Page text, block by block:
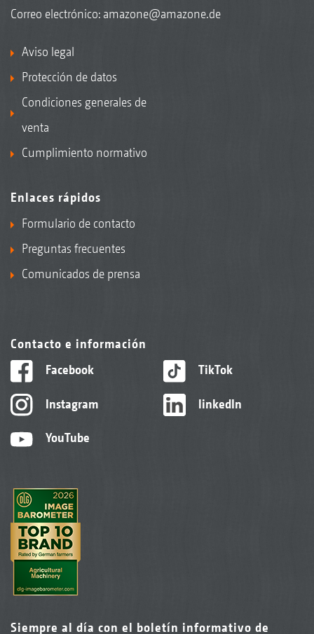
Correo electrónico: amazone@amazone.de
Aviso legal
Protección de datos
Condiciones generales de
venta
Cumplimiento normativo
Enlaces rápidos
Formulario de contacto
Preguntas frecuentes
Comunicados de prensa
Contacto e información
Facebook
Instagram
YouTube
TikTok
linkedIn
Siempre al día con el boletín informativo de